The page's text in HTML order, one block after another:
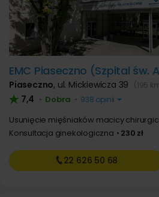
EMC Piaseczno (Szpital św.
Piaseczno, ul. Mickiewicza 39 (195
7,4 • Dobra • 938 opinii
Usunięcie mięśniaków macicy
Konsultacja ginekologiczna
230 zł
22 626 50 68